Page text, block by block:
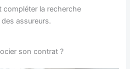
compléter la recherche
assureurs.
son contrat ?